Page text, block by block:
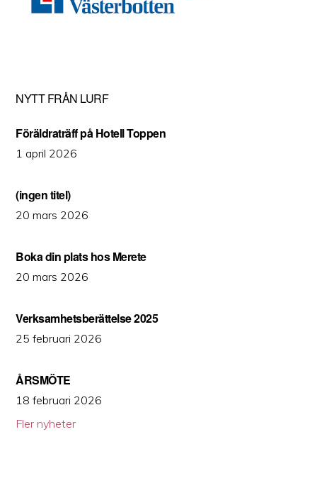
NYTT FRÅN LURF
Föräldraträff på Hotell Toppen
1 april 2026
(ingen titel)
20 mars 2026
Boka din plats hos Merete
20 mars 2026
Verksamhetsberättelse 2025
25 februari 2026
ÅRSMÖTE
18 februari 2026
Fler nyheter